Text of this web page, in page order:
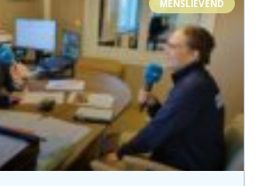
MENSLIEVEND